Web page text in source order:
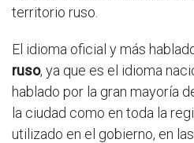
territorio ruso.
El idioma oficial y más
ruso, ya que es el idioma
hablado por la gran mayoría
la ciudad como en toda la
utilizado en el gobierno, en